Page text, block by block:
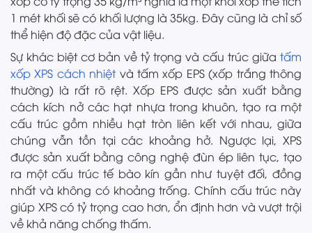
1 mét khối sẽ có khối lượng là 35kg. Đây cũng là chỉ số
thể hiện độ đặc của vật liệu.
Sự khác biệt cơ bản về tỷ trọng và cấu trúc giữa tấm
xốp XPS cách nhiệtvà tấm xốp EPS (xốp trắng thông
thường) là rất rõ rệt. Xốp EPS được sản xuất bằng
cách kích nở các hạt nhựa trong khuôn, tạo ra một
cấu trúc gồm nhiều hạt tròn liên kết với nhau, giữa
chúng vẫn tồn tại các khoảng hở. Ngược lại, XPS
được sản xuất bằng công nghệ đùn ép liên tục, tạo
ra một cấu trúc tế bào kín gần như tuyệt đối, đồng
nhất và không có khoảng trống. Chính cấu trúc này
giúp XPS có tỷ trọng cao hơn, ổn định hơn và vượt trội
về khả năng chống thấm.